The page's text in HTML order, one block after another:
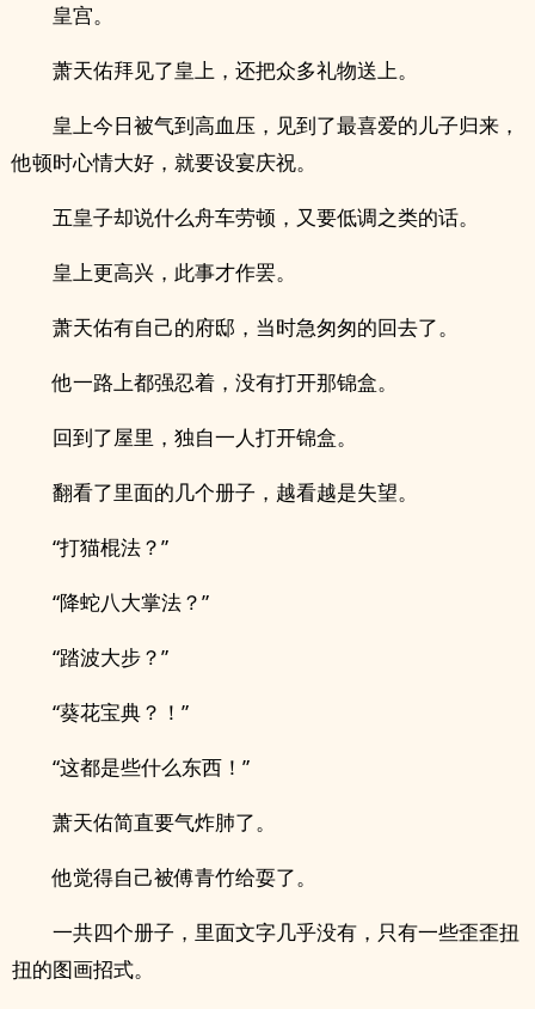
皇宫。
萧天佑拜见了皇上，还把众多礼物送上。
皇上今日被气到高血压，见到了最喜爱的儿子归来，
他顿时心情大好，就要设宴庆祝。
五皇子却说什么舟车劳顿，又要低调之类的话。
皇上更高兴，此事才作罢。
萧天佑有自己的府邸，当时急匆匆的回去了。
他一路上都强忍着，没有打开那锦盒。
回到了屋里，独自一人打开锦盒。
翻看了里面的几个册子，越看越是失望。
“打猫棍法？”
“降蛇八大掌法？”
“踏波大步？”
“葵花宝典？！”
“这都是些什么东西！”
萧天佑简直要气炸肺了。
他觉得自己被傅青竹给耍了。
一共四个册子，里面文字几乎没有，只有一些歪歪扭
扭的图画招式。